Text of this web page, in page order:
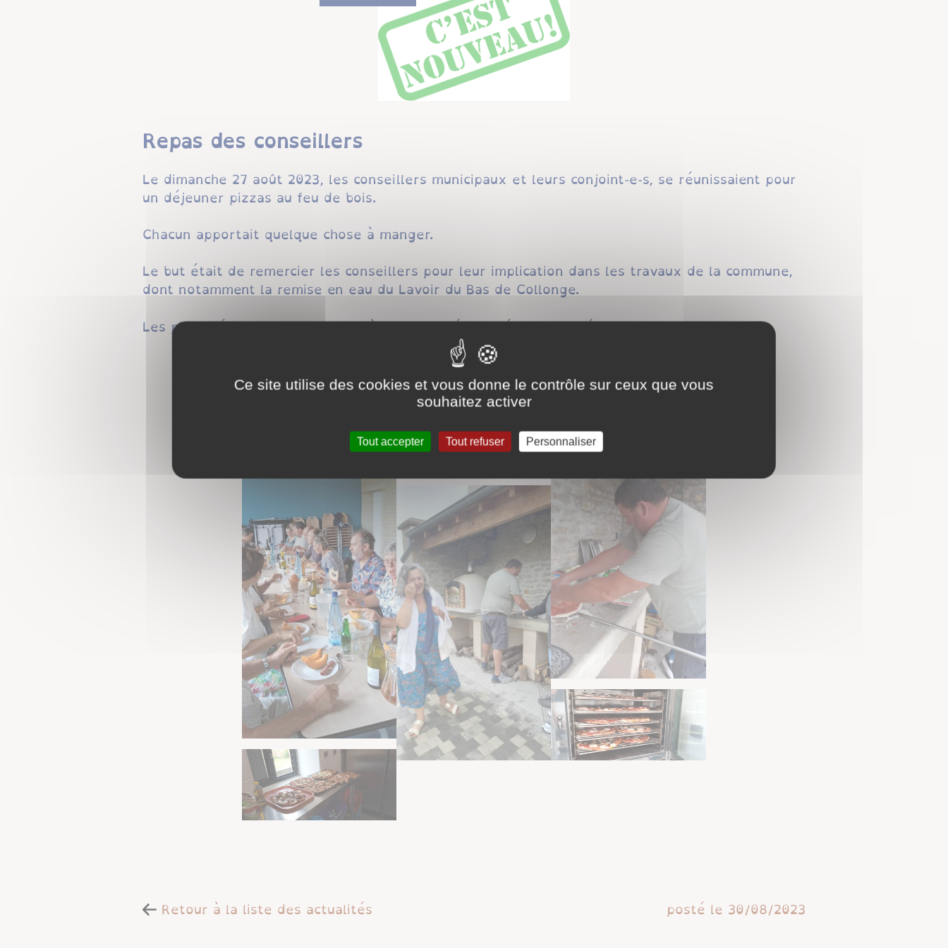
Repas des conseillers
Le dimanche 27 août 2023, les conseillers municipaux et leurs conjoint-e-s, se réunissaient pour
un déjeuner pizzas au feu de bois.
Chacun apportait quelque chose à manger.
Le but était de remercier les conseillers pour leur implication dans les travaux de la commune,
dont notamment la remise en eau du Lavoir du Bas de Collonge.
Les pizzas étaient cuites au four à pain puis réchauffées au four électrique.
Retour à la liste des actualités posté le 30/08/2023
Ce site utilise des cookies et vous donne le contrôle sur ceux que vous
souhaitez activer
Tout accepter Tout refuser Personnaliser